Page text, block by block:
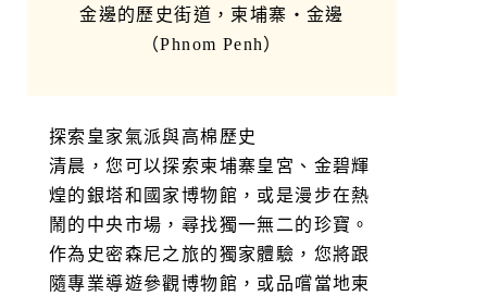
金邊的歷史街道，柬埔寨・金邊
（Phnom Penh）
探索皇家氣派與高棉歷史
清晨，您可以探索柬埔寨皇宮、金碧輝
煌的銀塔和國家博物館，或是漫步在熱
鬧的中央市場，尋找獨一無二的珍寶。
作為史密森尼之旅的獨家體驗，您將跟
隨專業導遊參觀博物館，或品嚐當地柬